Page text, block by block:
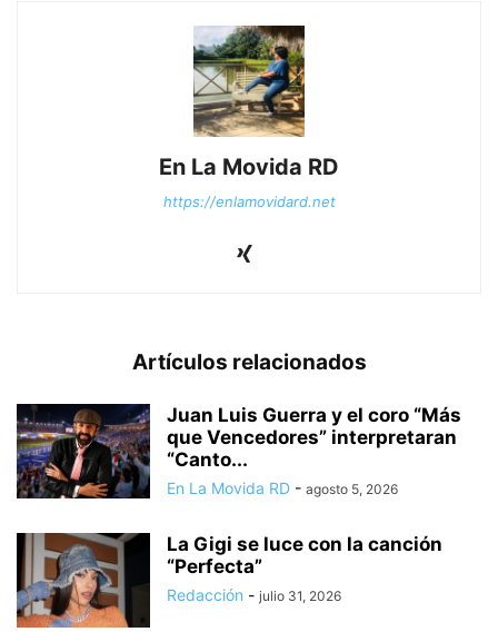
En La Movida RD
https://enlamovidard.net
Artículos relacionados
Juan Luis Guerra y el coro “Más
que Vencedores” interpretaran
“Canto...
En La Movida RD - agosto 5, 2026
La Gigi se luce con la canción
“Perfecta”
Redacción - julio 31, 2026